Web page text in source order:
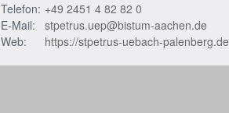
Telefon: +49 2451 4 82 82 0
E-Mail:
stpetrus.uep@bistum-aachen.de
Web:
https://stpetrus-uebach-palenberg.de